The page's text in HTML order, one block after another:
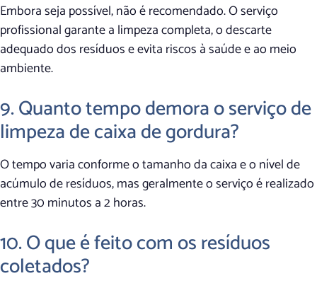
Embora seja possível, não é recomendado. O serviço
profissional garante a limpeza completa, o descarte
adequado dos resíduos e evita riscos à saúde e ao meio
ambiente.
9. Quanto tempo demora o serviço de
limpeza de caixa de gordura?
O tempo varia conforme o tamanho da caixa e o nível de
acúmulo de resíduos, mas geralmente o serviço é realizado
entre 30 minutos a 2 horas.
10. O que é feito com os resíduos
coletados?